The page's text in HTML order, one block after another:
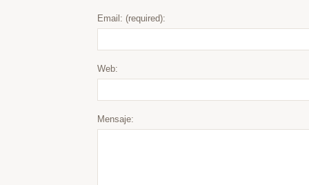
Email: (required):
Web:
Mensaje: